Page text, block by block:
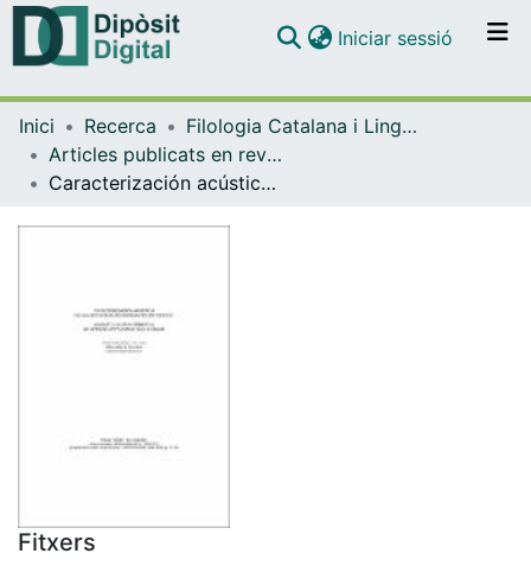
Navega per tot el DD
Iniciar sessió (current)
Inici Recerca
Filologia Catalana i Lingüística General
Articles publicats en revistes (Filologia Catalana i Lingüística General)
Caracterización acústica de las aproximantes espirantes en español
Fitxers